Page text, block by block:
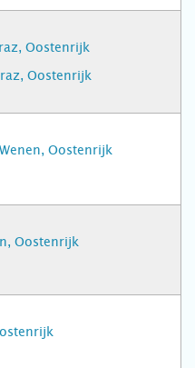
Oostenrijk
Oostenrijk
Oostenrijk
Oostenrijk